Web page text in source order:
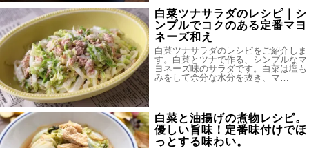
白菜ツナサラダのレシピ｜シ
ンプルでコクのある定番マヨ
ネーズ和え
白菜ツナサラダのレシピをご紹介しま
す。白菜とツナで作る、シンプルなマ
ヨネーズ味のサラダです。白菜は塩も
みをして余分な水分を抜き、マ…
白菜と油揚げの煮物レシピ。
優しい旨味！定番味付けでほ
っとする味わい。